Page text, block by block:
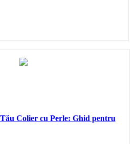
Colier cu Perle: Ghid pentru